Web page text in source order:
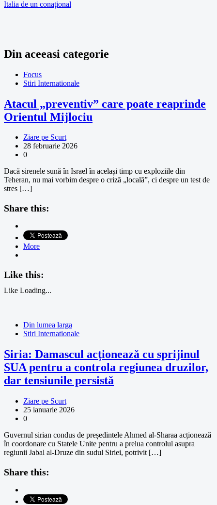
Italia de un conațional
Din aceeasi categorie
Focus
Stiri Internationale
Atacul „preventiv” care poate reaprinde
Orientul Mijlociu
Ziare pe Scurt
28 februarie 2026
0
Dacă sirenele sună în Israel în același timp cu exploziile din
Teheran, nu mai vorbim despre o criză „locală”, ci despre un test de
stres […]
Share this:
More
Like this:
Like Loading...
Din lumea larga
Stiri Internationale
Siria: Damascul acționează cu sprijinul
SUA pentru a controla regiunea druzilor,
dar tensiunile persistă
Ziare pe Scurt
25 ianuarie 2026
0
Guvernul sirian condus de președintele Ahmed al-Sharaa acționează
în coordonare cu Statele Unite pentru a prelua controlul asupra
regiunii Jabal al-Druze din sudul Siriei, potrivit […]
Share this: